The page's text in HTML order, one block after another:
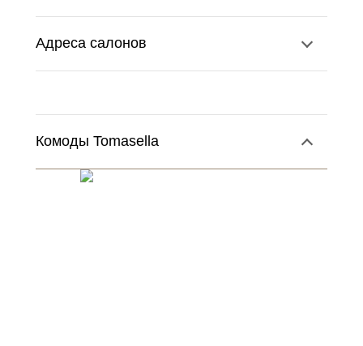
Адреса салонов
Комоды Tomasella